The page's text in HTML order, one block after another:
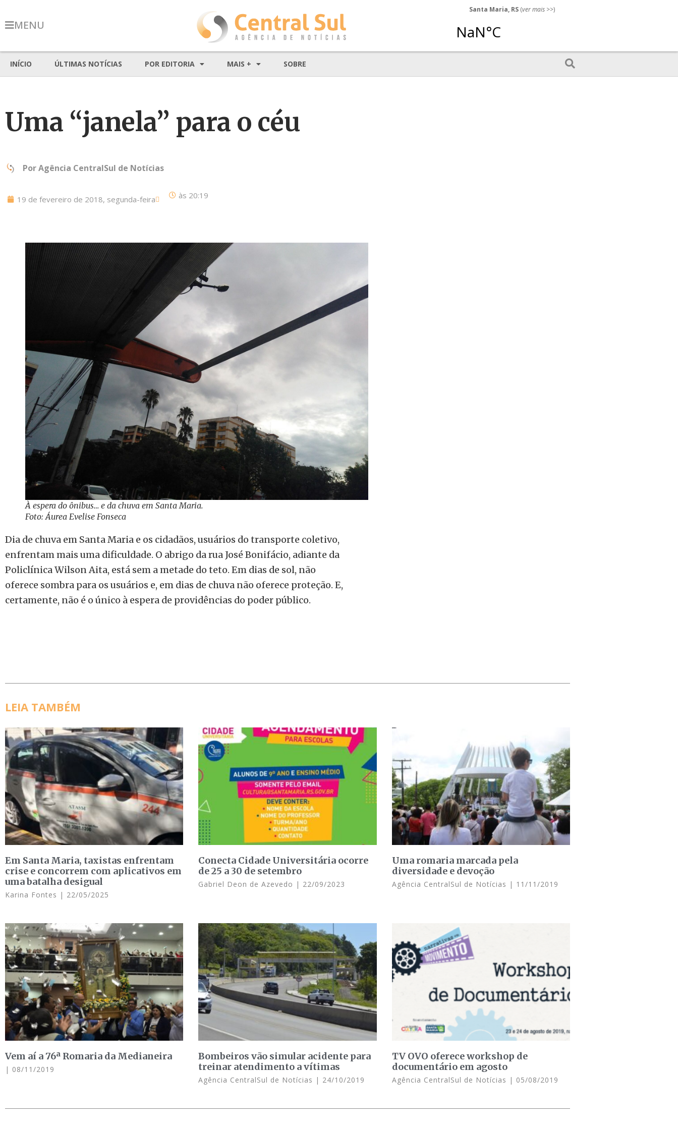
MENU
Santa Maria, RS (ver mais >>)
INÍCIO ÚLTIMAS NOTÍCIAS POR EDITORIA MAIS + SOBRE
Uma “janela” para o céu
PorAgência CentralSul de Notícias
19 de fevereiro de 2018, segunda-feira às 20:19
À espera do ônibus… e da chuva em Santa Maria.
Foto: Áurea Evelise Fonseca
Dia de chuva em Santa Maria e os cidadãos, usuários do transporte coletivo,
enfrentam mais uma dificuldade. O abrigo da rua José Bonifácio, adiante da
Policlínica Wilson Aita, está sem a metade do teto. Em dias de sol, não
oferece sombra para os usuários e, em dias de chuva não oferece proteção. E,
certamente, não é o único à espera de providências do poder público.
LEIA TAMBÉM
Em Santa Maria, taxistas enfrentam
crise e concorrem com aplicativos em
uma batalha desigual
Karina Fontes 22/05/2025
Conecta Cidade Universitária ocorre
de 25 a 30 de setembro
Gabriel Deon de Azevedo 22/09/2023
Uma romaria marcada pela
diversidade e devoção
Agência CentralSul de Notícias 11/11/2019
Vem aí a 76ª Romaria da Medianeira
08/11/2019
Bombeiros vão simular acidente para
treinar atendimento a vítimas
Agência CentralSul de Notícias 24/10/2019
TV OVO oferece workshop de
documentário em agosto
Agência CentralSul de Notícias 05/08/2019